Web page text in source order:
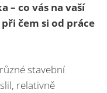
– co vás na vaší
čem si od práce
stavební
relativně